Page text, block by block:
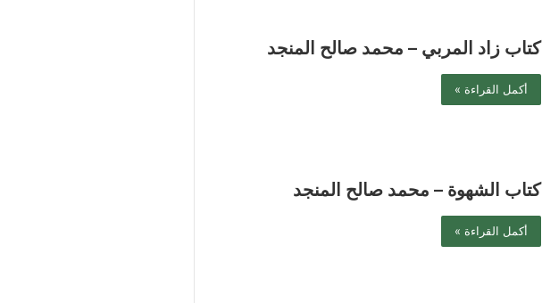
كتاب زاد المربي – محمد صالح المنجد
أكمل القراءة »
كتاب الشهوة – محمد صالح المنجد
أكمل القراءة »